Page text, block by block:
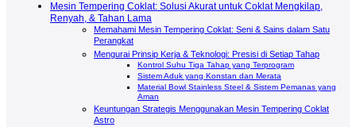
Mesin Tempering Coklat: Solusi Akurat untuk Coklat Mengkilap,
Renyah, & Tahan Lama
Memahami Mesin Tempering Coklat: Seni & Sains dalam Satu
Perangkat
Mengurai Prinsip Kerja & Teknologi: Presisi di Setiap Tahap
Kontrol Suhu Tiga Tahap yang Terprogram
Sistem Aduk yang Konstan dan Merata
Material Bowl Stainless Steel & Sistem Pemanas yang
Aman
Keuntungan Strategis Menggunakan Mesin Tempering Coklat
Astro